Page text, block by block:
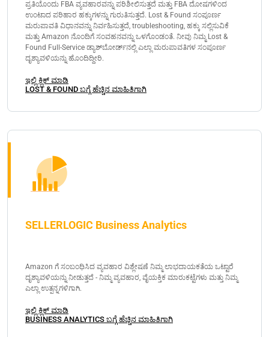
ಪ್ರತಿಯೊಂದು FBA ವ್ಯವಹಾರವನ್ನು ಪರಿಶೀಲಿಸುತ್ತದೆ ಮತ್ತು FBA ದೋಷಗಳಿಂದ
ಉಂಟಾದ ಪರಿಹಾರ ಹಕ್ಕುಗಳನ್ನು ಗುರುತಿಸುತ್ತದೆ. Lost & Found ಸಂಪೂರ್ಣ
ಮರುಪಾವತಿ ವಿಧಾನವನ್ನು ನಿರ್ವಹಿಸುತ್ತದೆ, troubleshooting, ಹಕ್ಕು ಸಲ್ಲಿಸುವಿಕೆ
ಮತ್ತು Amazon ನೊಂದಿಗೆ ಸಂವಹನವನ್ನು ಒಳಗೊಂಡಂತೆ. ನೀವು ನಿಮ್ಮ Lost &
Found Full-Service ಡ್ಯಾಶ್‌ಬೋರ್ಡ್‌ನಲ್ಲಿ ಎಲ್ಲಾ ಮರುಪಾವತಿಗಳ ಸಂಪೂರ್ಣ
ದೃಶ್ಯಾವಳಿಯನ್ನು ಹೊಂದಿದ್ದೀರಿ.
ಇಲ್ಲಿ ಕ್ಲಿಕ್ ಮಾಡಿ
LOST & FOUND ಬಗ್ಗೆ ಹೆಚ್ಚಿನ ಮಾಹಿತಿಗಾಗಿ
SELLERLOGIC Business Analytics
Amazon ಗೆ ಸಂಬಂಧಿಸಿದ ವ್ಯವಹಾರ ವಿಶ್ಲೇಷಣೆ ನಿಮ್ಮ ಲಾಭದಾಯಕತೆಯ ಒಟ್ಟಾರೆ
ದೃಶ್ಯಾವಳಿಯನ್ನು ನೀಡುತ್ತದೆ - ನಿಮ್ಮ ವ್ಯವಹಾರ, ವೈಯಕ್ತಿಕ ಮಾರುಕಟ್ಟೆಗಳು ಮತ್ತು ನಿಮ್ಮ
ಎಲ್ಲಾ ಉತ್ಪನ್ನಗಳಿಗಾಗಿ.
ಇಲ್ಲಿ ಕ್ಲಿಕ್ ಮಾಡಿ
BUSINESS ANALYTICS ಬಗ್ಗೆ ಹೆಚ್ಚಿನ ಮಾಹಿತಿಗಾಗಿ